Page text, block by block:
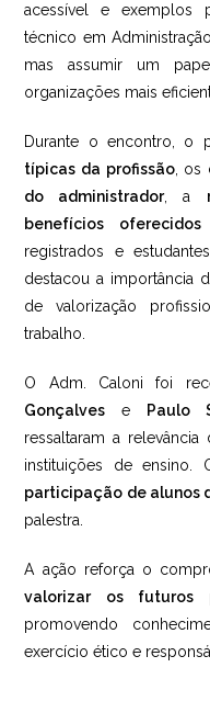
acessível e exemplos
técnico em
mas assumir um
organizações mais
Durante o encontro, o
típicas da profissão, os
do administrador, a
benefícios oferecidos
registrados e
destacou a importância
de valorização
trabalho.
O Adm. Caloni foi
Gonçalves e Paulo
ressaltaram a
instituições de ensino.
participação de alunos
palestra.
A ação reforça o
valorizar os futuros
promovendo
exercício ético e